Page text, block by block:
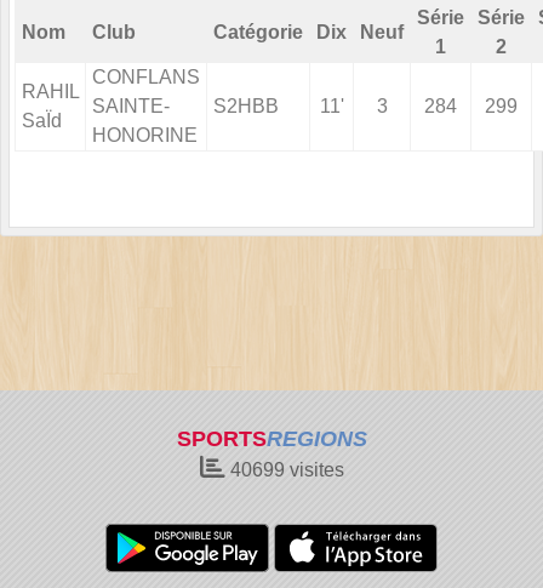
Nom Club Catégorie Dix Neuf
Série
1
Série
2
RAHIL
SaÏd
CONFLANS
SAINTE-
HONORINE
S2HBB 11' 3 284 299
SPORTSREGIONS
40699 visites